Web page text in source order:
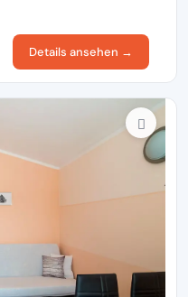
Details ansehen →